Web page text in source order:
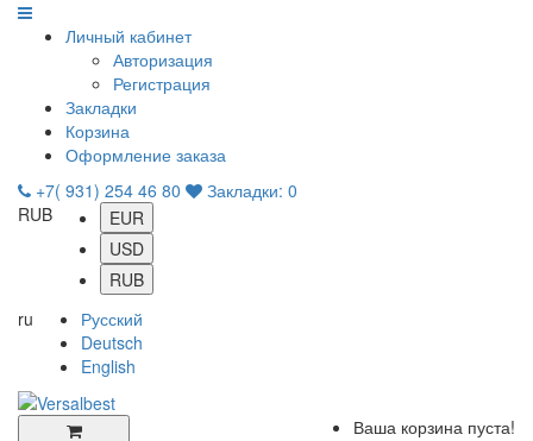
Личный кабинет
Авторизация
Регистрация
Закладки
Корзина
Оформление заказа
+7( 931) 254 46 80
Закладки: 0
RUB
EUR
USD
RUB
ru
Русский
Deutsch
English
Ваша корзина пуста!